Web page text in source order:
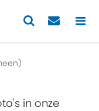
in onze